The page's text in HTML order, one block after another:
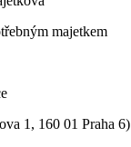
majetkem
1, 160 01 Praha 6)